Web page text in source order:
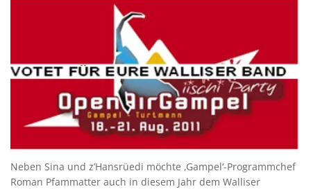
Neben Sina und z’Hansrüedi möchte ‚Gampel‘-Programmchef
Roman Pfammatter auch in diesem Jahr dem Walliser